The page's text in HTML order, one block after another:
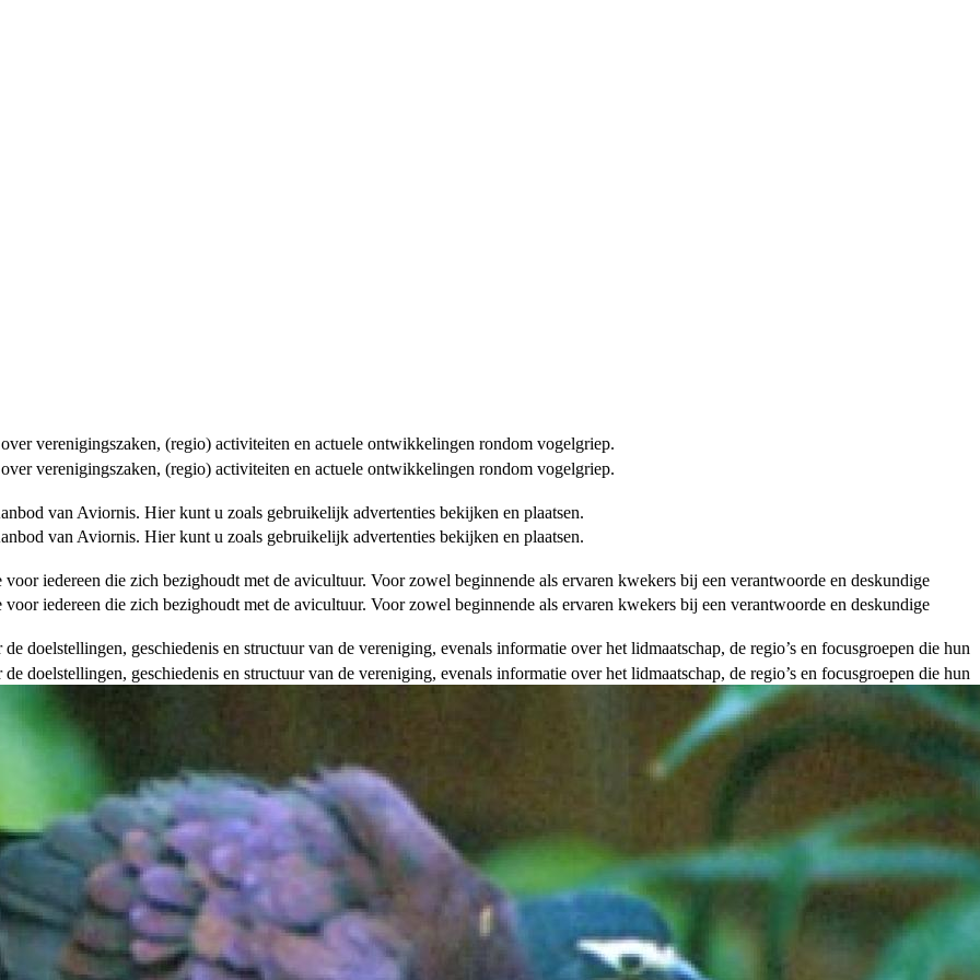
verenigingszaken, (regio) activiteiten en actuele ontwikkelingen rondom vogelgriep.
verenigingszaken, (regio) activiteiten en actuele ontwikkelingen rondom vogelgriep.
van Aviornis. Hier kunt u zoals gebruikelijk advertenties bekijken en plaatsen.
van Aviornis. Hier kunt u zoals gebruikelijk advertenties bekijken en plaatsen.
iedereen die zich bezighoudt met de avicultuur. Voor zowel beginnende als ervaren kwekers bij een verantwoorde en deskundige
iedereen die zich bezighoudt met de avicultuur. Voor zowel beginnende als ervaren kwekers bij een verantwoorde en deskundige
doelstellingen, geschiedenis en structuur van de vereniging, evenals informatie over het lidmaatschap, de regio’s en focusgroepen die hun
doelstellingen, geschiedenis en structuur van de vereniging, evenals informatie over het lidmaatschap, de regio’s en focusgroepen die hun